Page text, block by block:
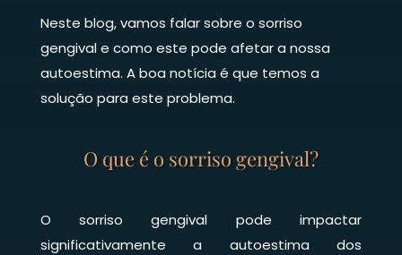
Neste blog, vamos falar sobre o sorriso
gengival e como este pode afetar a nossa
autoestima. A boa notícia é que temos a
solução para este problema.
O que é o sorriso gengival?
O sorriso gengival pode impactar
significativamente a autoestima dos